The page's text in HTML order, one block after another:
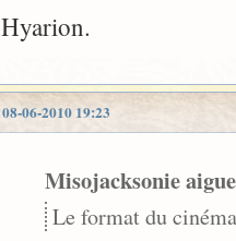
Hyarion.
08-06-2010 19:23
Misojacksonie aigue
Le format du